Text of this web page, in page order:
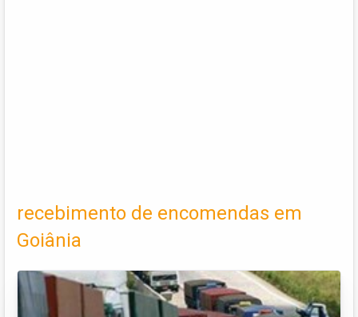
recebimento de encomendas em
Goiânia